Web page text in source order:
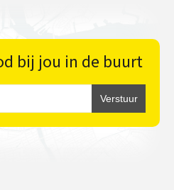
bij jou in de buurt